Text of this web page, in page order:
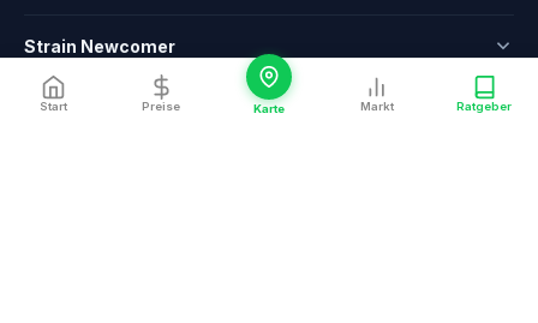
Strain Newcomer
Cannabis Arzt & Telemedizin
Start Preise Karte Markt Ratgeber